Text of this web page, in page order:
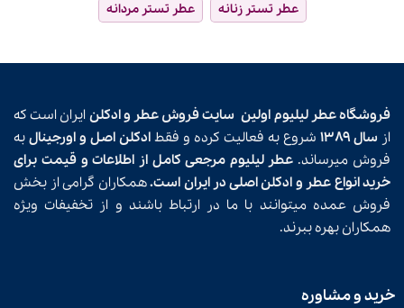
عطر تستر زنانه
عطر تستر مردانه
فروشگاه عطر لیلیوم اولین سایت فروش عطر و ادکلن ایران است که
از سال ۱۳۸۹ شروع به فعالیت کرده و فقط ادکلن اصل و اورجینال به
فروش میرساند. عطر لیلیوم مرجعی کامل از اطلاعات و قیمت برای
خرید انواع عطر و ادکلن اصلی در ایران است.همکاران گرامی از بخش
فروش عمده میتوانند با ما در ارتباط باشند و از تخفیفات ویژه
همکاران بهره ببرند.
خرید و مشاوره